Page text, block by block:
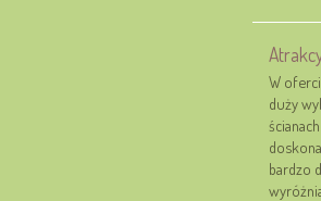
W
duży
bardzo